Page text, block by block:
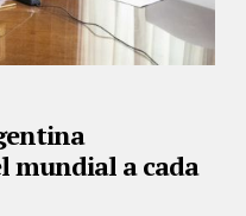
la causa. Volviendo a
mundial a cada